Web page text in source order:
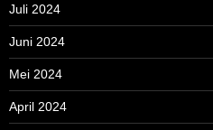
Juli 2024
Juni 2024
Mei 2024
April 2024